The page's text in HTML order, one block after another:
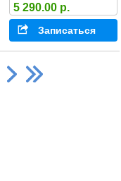
5 290.00 р.
Записаться